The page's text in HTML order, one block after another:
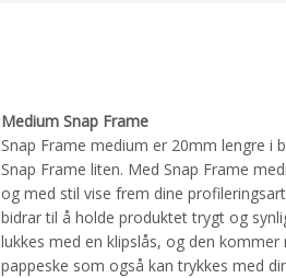
Medium Snap Frame
Snap Frame medium er 20mm lengre i
Snap Frame liten. Med Snap Frame
og med stil vise frem dine
bidrar til å holde produktet trygt og
lukkes med en klipslås, og den
pappeske som også kan trykkes med